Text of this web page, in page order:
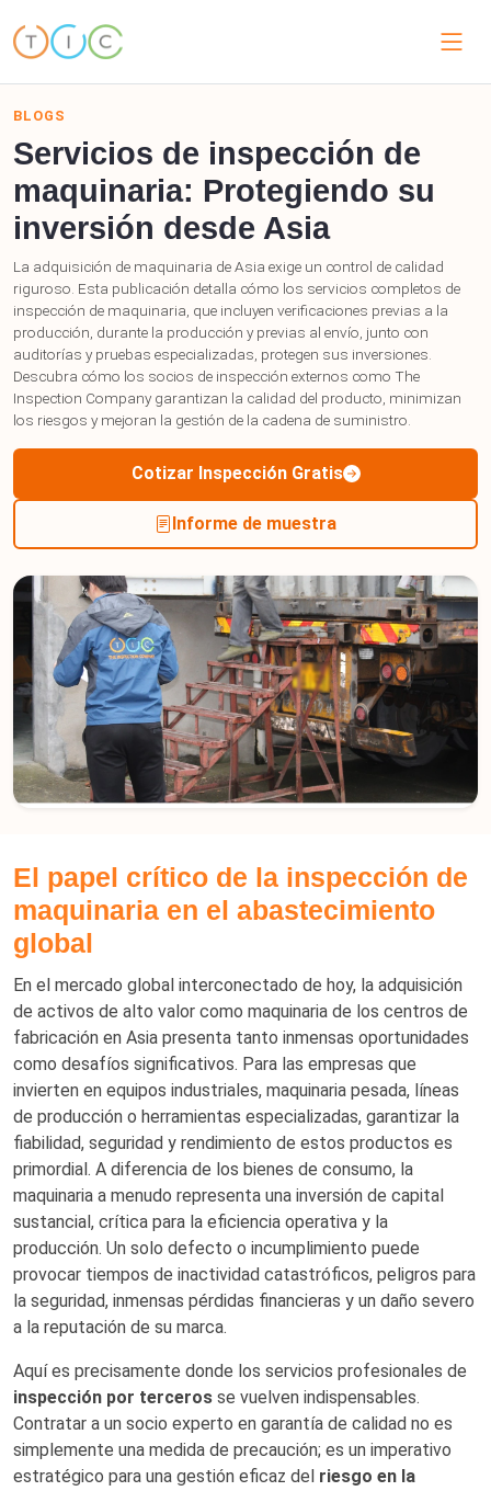
BLOGS
Servicios de inspección de
maquinaria: Protegiendo su
inversión desde Asia
La adquisición de maquinaria de Asia exige un control de calidad
riguroso. Esta publicación detalla cómo los servicios completos de
inspección de maquinaria, que incluyen verificaciones previas a la
producción, durante la producción y previas al envío, junto con
auditorías y pruebas especializadas, protegen sus inversiones.
Descubra cómo los socios de inspección externos como The
Inspection Company garantizan la calidad del producto, minimizan
los riesgos y mejoran la gestión de la cadena de suministro.
Cotizar Inspección Gratis
Informe de muestra
El papel crítico de la inspección de
maquinaria en el abastecimiento
global
En el mercado global interconectado de hoy, la adquisición
de activos de alto valor como maquinaria de los centros de
fabricación en Asia presenta tanto inmensas oportunidades
como desafíos significativos. Para las empresas que
invierten en equipos industriales, maquinaria pesada, líneas
de producción o herramientas especializadas, garantizar la
fiabilidad, seguridad y rendimiento de estos productos es
primordial. A diferencia de los bienes de consumo, la
maquinaria a menudo representa una inversión de capital
sustancial, crítica para la eficiencia operativa y la
producción. Un solo defecto o incumplimiento puede
provocar tiempos de inactividad catastróficos, peligros para
la seguridad, inmensas pérdidas financieras y un daño severo
a la reputación de su marca.
Aquí es precisamente donde los servicios profesionales de
inspección por terceros se vuelven indispensables.
Contratar a un socio experto en garantía de calidad no es
simplemente una medida de precaución; es un imperativo
estratégico para una gestión eficaz del riesgo en la